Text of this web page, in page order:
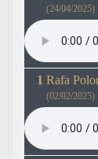
(24/04/2025)
Rafa
(02/02/2025)